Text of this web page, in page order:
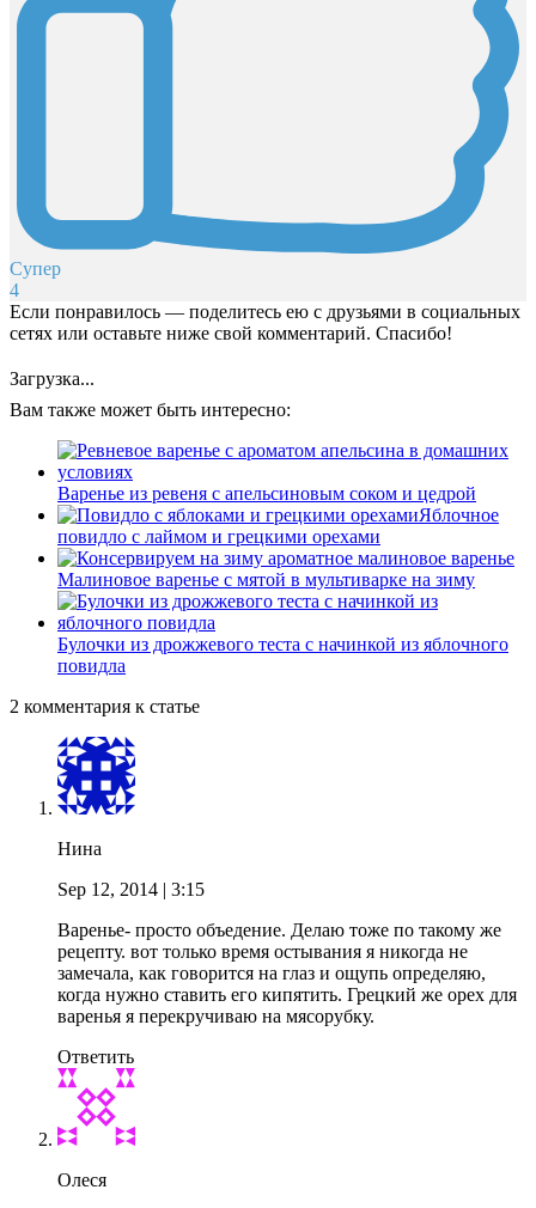
Супер
4
Если понравилось — поделитесь ею с друзьями в социальных
сетях или оставьте ниже свой комментарий. Спасибо!
Загрузка...
Вам также может быть интересно:
Варенье из ревеня с апельсиновым соком и цедрой
Яблочное
повидло с лаймом и грецкими орехами
Малиновое варенье с мятой в мультиварке на зиму
Булочки из дрожжевого теста с начинкой из яблочного
повидла
2 комментария к статье
Нина
Sep 12, 2014 | 3:15
Варенье- просто объедение. Делаю тоже по такому же
рецепту. вот только время остывания я никогда не
замечала, как говорится на глаз и ощупь определяю,
когда нужно ставить его кипятить. Грецкий же орех для
варенья я перекручиваю на мясорубку.
Ответить
Олеся